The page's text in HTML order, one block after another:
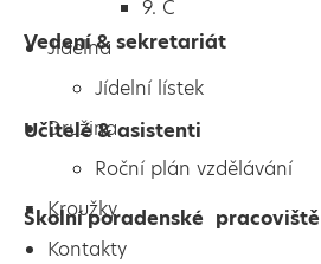
9. C
Jídelna
Jídelní lístek
Družina
Roční plán vzdělávání
Kroužky
Kontakty
Vedení & sekretariát
Učitelé & asistenti
Školní poradenské pracoviště